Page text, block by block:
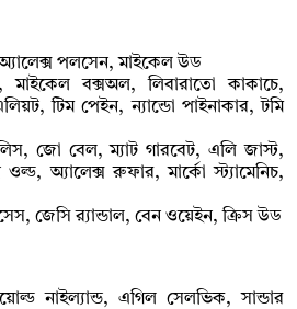
পলসেন, মাইকেল উড
মাইকেল বক্সঅল, লিবারাতো কাকাচে,
টিম পেইন, ন্যান্ডো পাইনাকার, টমি
জো বেল, ম্যাট গারবেট, এলি জাস্ট,
অ্যালেক্স রুফার, মার্কো স্ট্যামেনিচ,
জেসি র‍্যান্ডাল, বেন ওয়েইন, ক্রিস উড
নাইল্যান্ড, এগিল সেলভিক, সান্ডার